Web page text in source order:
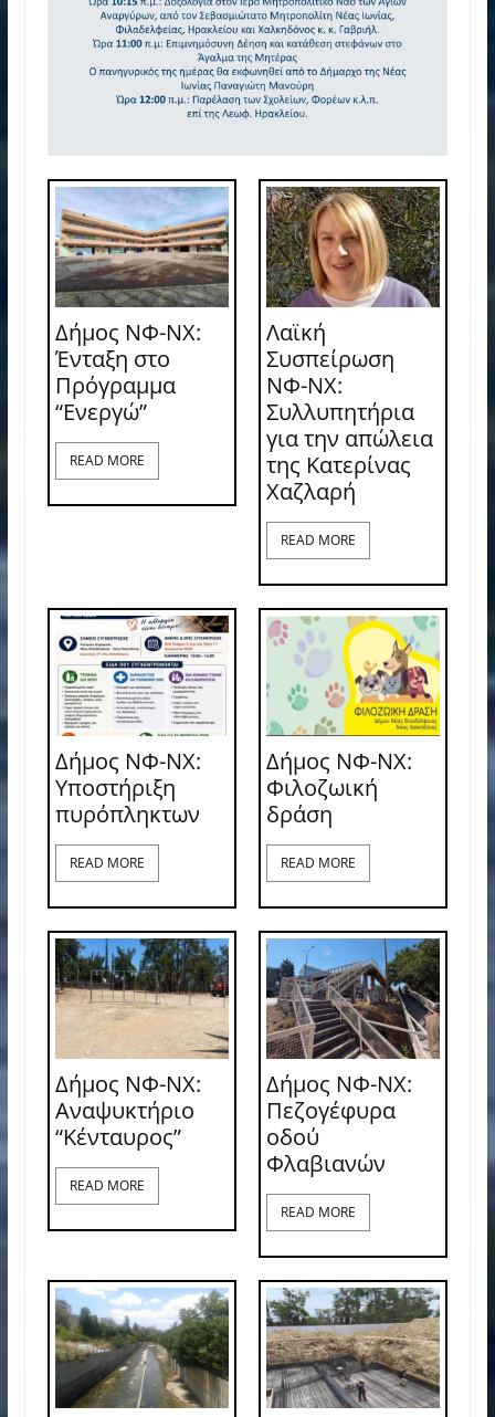
Δήμος ΝΦ-ΝΧ:
Ένταξη στο
Πρόγραμμα
“Ενεργώ”
READ MORE
Λαϊκή
Συσπείρωση
ΝΦ-ΝΧ:
Συλλυπητήρια
για την απώλεια
της Κατερίνας
Χαζλαρή
READ MORE
Δήμος ΝΦ-ΝΧ:
Υποστήριξη
πυρόπληκτων
READ MORE
Δήμος ΝΦ-ΝΧ:
Φιλοζωική
δράση
READ MORE
Δήμος ΝΦ-ΝΧ:
Αναψυκτήριο
“Κένταυρος”
READ MORE
Δήμος ΝΦ-ΝΧ:
Πεζογέφυρα
οδού
Φλαβιανών
READ MORE